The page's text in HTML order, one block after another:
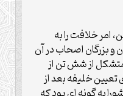
امر خلافت را به
و بزرگان اصحاب در آن
از شش تن از
خلیفه بعد از